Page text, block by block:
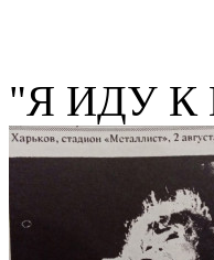
"Я ИДУ